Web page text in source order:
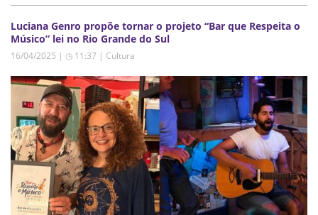
Luciana Genro propõe tornar o projeto “Bar que Respeita o
Músico” lei no Rio Grande do Sul
16/04/2025 | ◷ 11:37 | Cultura